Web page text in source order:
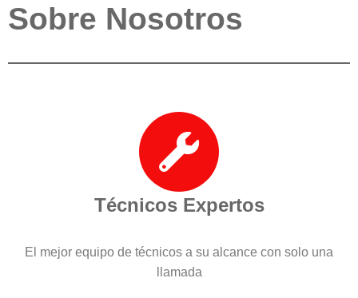
Sobre Nosotros
Técnicos Expertos
El mejor equipo de técnicos a su alcance con solo una
llamada